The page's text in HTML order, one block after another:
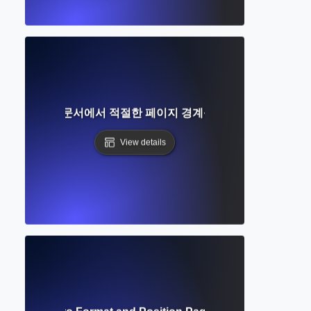
인가? 학술 문서에서 적절한 페이지 경계를 설정하는 완벽한
View details